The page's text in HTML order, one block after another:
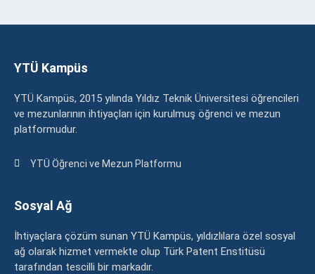
YTÜ Kampüs
YTÜ Kampüs, 2015 yılında Yıldız Teknik Üniversitesi öğrencileri
ve mezunlarının ihtiyaçları için kurulmuş öğrenci ve mezun
platformudur.
YTÜ Öğrenci ve Mezun Platformu
Sosyal Ağ
İhtiyaçlara çözüm sunan YTÜ Kampüs, yıldızlılara özel sosyal
ağ olarak hizmet vermekte olup Türk Patent Enstitüsü
tarafından tescilli bir markadır.